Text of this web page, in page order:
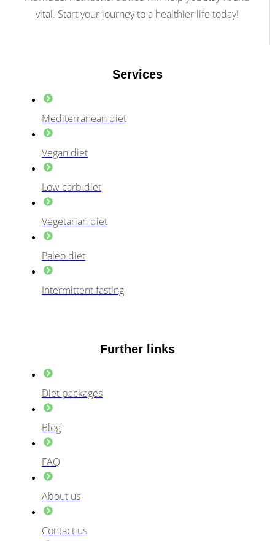
vital. Start your journey to a healthier life today!
Services
Mediterranean diet
Vegan diet
Low carb diet
Vegetarian diet
Paleo diet
Intermittent fasting
Further links
Diet packages
Blog
FAQ
About us
Contact us